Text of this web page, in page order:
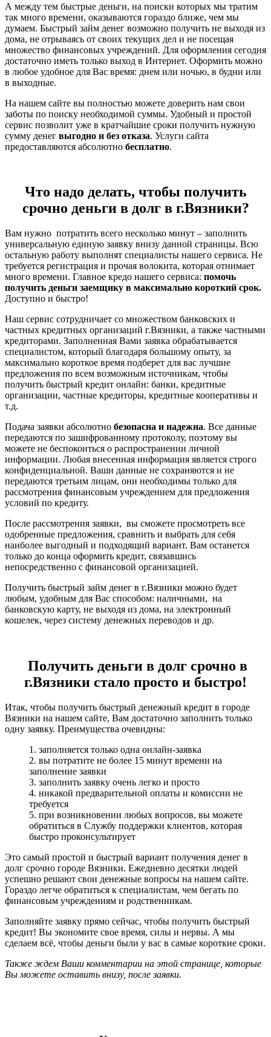
А между тем быстрые деньги, на поиски которых мы тратим
так много времени, оказываются гораздо ближе, чем мы
думаем. Быстрый займ денег возможно получить не выходя из
дома, не отрываясь от своих текущих дел и не посещая
множество финансовых учреждений. Для оформления сегодня
достаточно иметь только выход в Интернет. Оформить можно
в любое удобное для Вас время: днем или ночью, в будни или
в выходные.
На нашем сайте вы полностью можете доверить нам свои
заботы по поиску необходимой суммы. Удобный и простой
сервис позволит уже в кратчайшие сроки получить нужную
сумму денег выгодно и без отказа. Услуги сайта
предоставляются абсолютно бесплатно.
Что надо делать, чтобы получить
срочно деньги в долг в г.Вязники?
Вам нужно потратить всего несколько минут – заполнить
универсальную единую заявку внизу данной страницы. Всю
остальную работу выполнят специалисты нашего сервиса. Не
требуется регистрация и прочая волокита, которая отнимает
много времени. Главное кредо нашего сервиса: помочь
получить деньги заемщику в максимально короткий срок.
Доступно и быстро!
Наш сервис сотрудничает со множеством банковских и
частных кредитных организаций г.Вязники, а также частными
кредиторами. Заполненная Вами заявка обрабатывается
специалистом, который благодаря большому опыту, за
максимально короткое время подберет для вас лучшие
предложения по всем возможным источникам, чтобы
получить быстрый кредит онлайн: банки, кредитные
организации, частные кредиторы, кредитные кооперативы и
т.д.
Подача заявки абсолютно безопасна и надежна. Все данные
передаются по зашифрованному протоколу, поэтому вы
можете не беспокоиться о распространении личной
информации. Любая внесенная информация является строго
конфиденциальной. Ваши данные не сохраняются и не
передаются третьим лицам, они необходимы только для
рассмотрения финансовым учреждением для предложения
условий по кредиту.
После рассмотрения заявки, вы сможете просмотреть все
одобренные предложения, сравнить и выбрать для себя
наиболее выгодный и подходящий вариант. Вам останется
только до конца оформить кредит, связавшись
непосредственно с финансовой организацией.
Получить быстрый займ денег в г.Вязники можно будет
любым, удобным для Вас способом: наличными, на
банковскую карту, не выходя из дома, на электронный
кошелек, через систему денежных переводов и др.
Получить деньги в долг срочно в
г.Вязники стало просто и быстро!
Итак, чтобы получить быстрый денежный кредит в городе
Вязники на нашем сайте, Вам достаточно заполнить только
одну заявку. Преимущества очевидны:
1. заполняется только одна онлайн-заявка
2. вы потратите не более 15 минут времени на
заполнение заявки
3. заполнить заявку очень легко и просто
4. никакой предварительной оплаты и комиссии не
требуется
5. при возникновении любых вопросов, вы можете
обратиться в Службу поддержки клиентов, которая
быстро проконсультирует
Это самый простой и быстрый вариант получения денег в
долг срочно городе Вязники. Ежедневно десятки людей
успешно решают свои денежные вопросы на нашем сайте.
Гораздо легче обратиться к специалистам, чем бегать по
финансовым учреждениям и родственникам.
Заполняйте заявку прямо сейчас, чтобы получить быстрый
кредит! Вы экономите свое время, силы и нервы. А мы
сделаем всё, чтобы деньги были у вас в самые короткие сроки.
Также ждем Ваши комментарии на этой странице, которые
Вы можете оставить внизу, после заявки.